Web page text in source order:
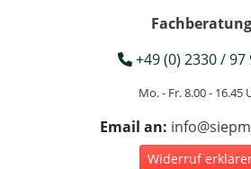
Fachberatung
+49 (0) 2330 / 97
Mo. - Fr. 8.00 - 16.45
Email an:
Widerruf